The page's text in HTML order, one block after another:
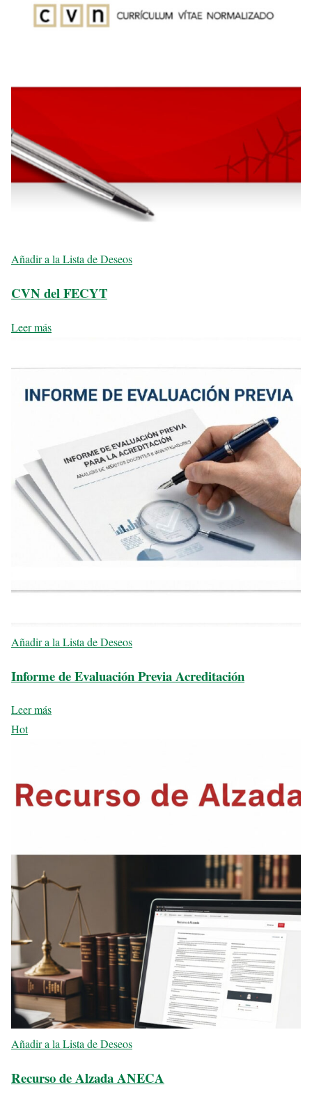
Añadir a la Lista de Deseos
CVN del FECYT
Leer más
Añadir a la Lista de Deseos
Informe de Evaluación Previa Acreditación
Leer más
Hot
Añadir a la Lista de Deseos
Recurso de Alzada ANECA